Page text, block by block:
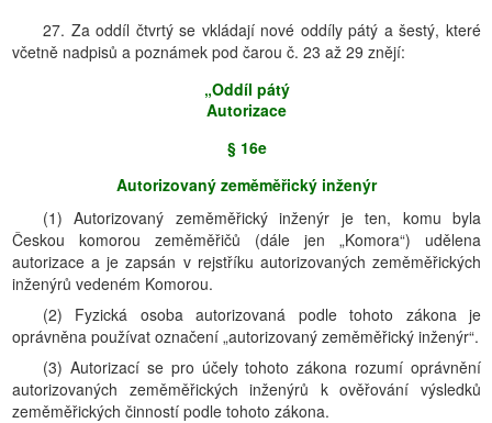
27. Za oddíl čtvrtý se vkládají nové oddíly pátý a šestý, které
včetně nadpisů a poznámek pod čarou č. 23 až 29 znějí:
„Oddíl pátý
Autorizace
§ 16e
Autorizovaný zeměměřický inženýr
(1) Autorizovaný zeměměřický inženýr je ten, komu byla
Českou komorou zeměměřičů (dále jen „Komora“) udělena
autorizace a je zapsán v rejstříku autorizovaných zeměměřických
inženýrů vedeném Komorou.
(2) Fyzická osoba autorizovaná podle tohoto zákona je
oprávněna používat označení „autorizovaný zeměměřický inženýr“.
(3) Autorizací se pro účely tohoto zákona rozumí oprávnění
autorizovaných zeměměřických inženýrů k ověřování výsledků
zeměměřických činností podle tohoto zákona.